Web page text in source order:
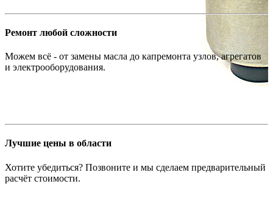
Ремонт любой сложности
Можем всё - от замены масла до капремонта узлов, агрегатов
и электрооборудования.
Лучшие цены в области
Хотите убедиться? Позвоните и мы сделаем предварительный
расчёт стоимости.